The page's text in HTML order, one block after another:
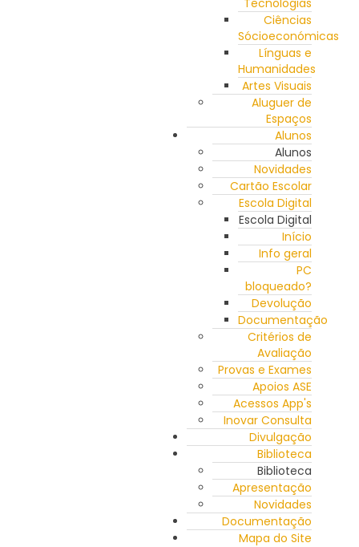
Tecnologias
Ciências
Sócioeconómicas
Línguas e
Humanidades
Artes Visuais
Aluguer de
Espaços
Alunos
Alunos
Novidades
Cartão Escolar
Escola Digital
Escola Digital
Início
Info geral
PC
bloqueado?
Devolução
Documentação
Critérios de
Avaliação
Provas e Exames
Apoios ASE
Acessos App's
Inovar Consulta
Divulgação
Biblioteca
Biblioteca
Apresentação
Novidades
Documentação
Mapa do Site